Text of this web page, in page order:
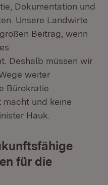
Dokumentation und
Unsere Landwirte
Beitrag, wenn
Deshalb müssen wir
weiter
Bürokratie
macht und keine
Hauk.
für die